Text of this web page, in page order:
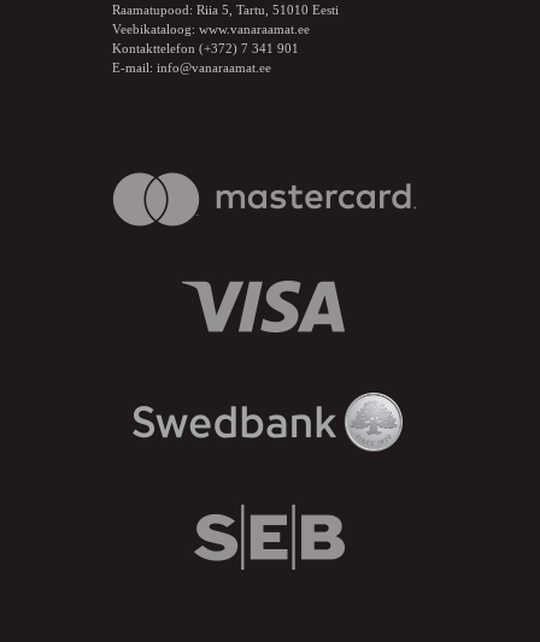
Raamatupood: Riia 5, Tartu, 51010 Eesti
Veebikataloog: www.vanaraamat.ee
Kontakttelefon (+372) 7 341 901
E-mail: info@vanaraamat.ee